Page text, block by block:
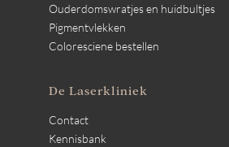
Ouderdomswratjes en huidbultjes
Pigmentvlekken
Coloresciene bestellen
De Laserkliniek
Contact
Kennisbank